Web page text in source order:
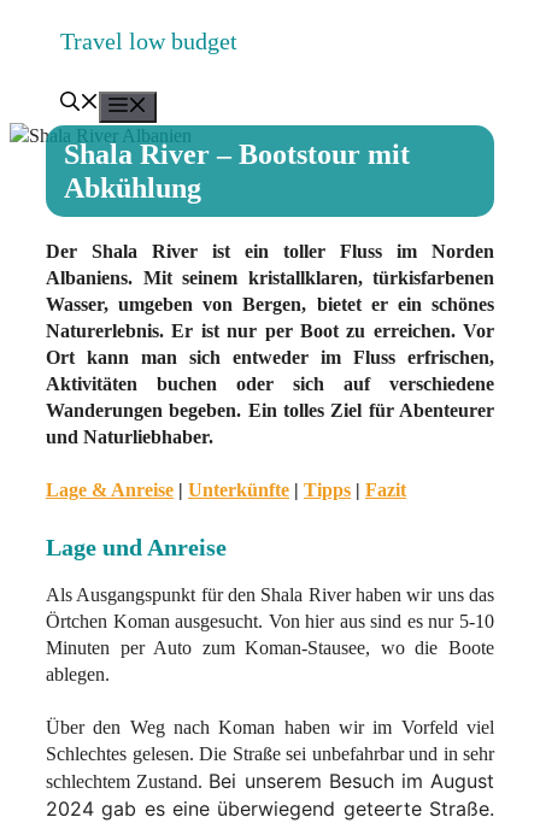
springen
Travel low budget
Shala River – Bootstour mit
Abkühlung
Der Shala River ist ein toller Fluss im Norden
Albaniens. Mit seinem kristallklaren, türkisfarbenen
Wasser, umgeben von Bergen, bietet er ein schönes
Naturerlebnis. Er ist nur per Boot zu erreichen. Vor
Ort kann man sich entweder im Fluss erfrischen,
Aktivitäten buchen oder sich auf verschiedene
Wanderungen begeben. Ein tolles Ziel für Abenteurer
und Naturliebhaber.
Lage & Anreise | Unterkünfte | Tipps | Fazit
Lage und Anreise
Als Ausgangspunkt für den Shala River haben wir uns das
Örtchen Koman ausgesucht. Von hier aus sind es nur 5-10
Minuten per Auto zum Koman-Stausee, wo die Boote
ablegen.
Über den Weg nach Koman haben wir im Vorfeld viel
Schlechtes gelesen. Die Straße sei unbefahrbar und in sehr
schlechtem Zustand. Bei unserem Besuch im August
2024 gab es eine überwiegend geteerte Straße.